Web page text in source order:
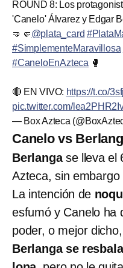
ROUND 8: Los
'Canelo' Álvarez y Edgar
🤜🤛@plata_card
#SimplementeMaravillosa
#CaneloEnAzteca 🥊
🔴 EN VIVO: https://t.co/
pic.twitter.com/
— Box Azteca
Canelo vs
Berlangase lleva el
Azteca, sin embargo
La intención de
esfumó y Canelo ha
poder, o mejor
Berlanga se